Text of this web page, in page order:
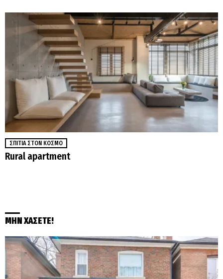
ΣΠΊΤΙΑ ΣΤΟΝ ΚΌΣΜΟ
Rural apartment
ΜΗΝ ΧΑΣΕΤΕ!